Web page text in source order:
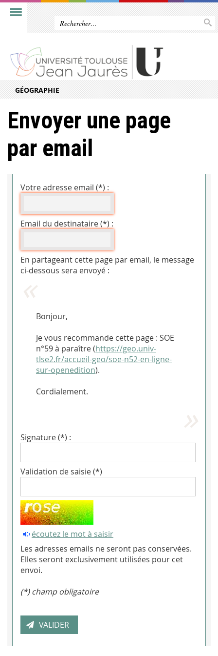
GÉOGRAPHIE
Envoyer une page
par email
Votre adresse email (*) :
Email du destinataire (*) :
En partageant cette page par email, le message
ci-dessous sera envoyé :
Bonjour,
Je vous recommande cette page : SOE
n°59 à paraître (https://geo.univ-
tlse2.fr/accueil-geo/soe-n52-en-ligne-
sur-openedition).
Cordialement.
Signature (*) :
Validation de saisie (*)
écoutez le mot à saisir
Les adresses emails ne seront pas conservées.
Elles seront exclusivement utilisées pour cet
envoi.
(*) champ obligatoire